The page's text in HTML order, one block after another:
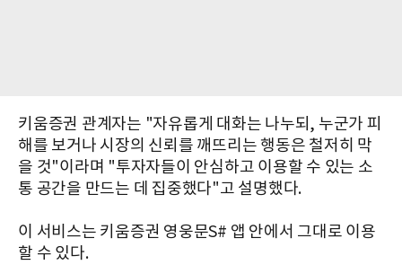
키움증권 관계자는 "자유롭게 대화는 나누되, 누군가 피
해를 보거나 시장의 신뢰를 깨뜨리는 행동은 철저히 막
을 것"이라며 "투자자들이 안심하고 이용할 수 있는 소
통 공간을 만드는 데 집중했다"고 설명했다.
​이 서비스는 키움증권 영웅문S# 앱 안에서 그대로 이용
할 수 있다.